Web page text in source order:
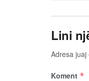
Lini
Adresa juaj
Koment *